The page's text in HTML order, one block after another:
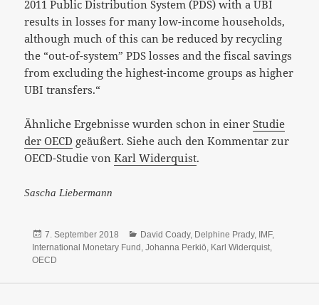
2011 Public Distribution System (PDS) with a UBI
results in losses for many low-income households,
although much of this can be reduced by recycling
the “out-of-system” PDS losses and the fiscal savings
from excluding the highest-income groups as higher
UBI transfers.“
Ähnliche Ergebnisse wurden schon in einerStudie
der OECD geäußert. Siehe auch den Kommentar zur
OECD-Studie vonKarl Widerquist.
Sascha Liebermann
Veröffentlicht
am
7. September 2018 Kategorien
David Coady, Delphine Prady, IMF,
International Monetary Fund , Johanna Perkiö, Karl Widerquist,
OECD